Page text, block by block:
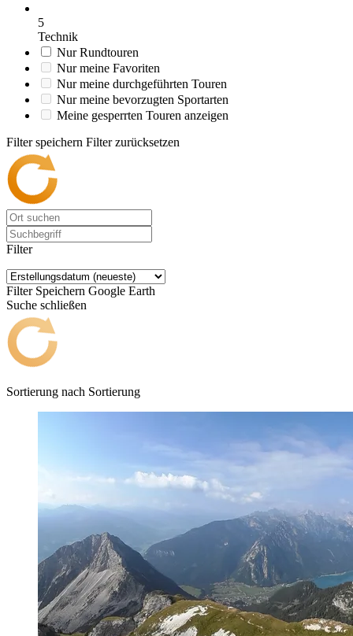
5
Technik
Nur Rundtouren
Nur meine Favoriten
Nur meine durchgeführten Touren
Nur meine bevorzugten Sportarten
Meine gesperrten Touren anzeigen
Filter speichern Filter zurücksetzen
Filter
Filter Speichern Google Earth
Suche schließen
Sortierung nach Sortierung